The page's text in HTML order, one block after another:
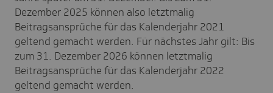
Dezember 2025 können also letztmalig
Beitragsansprüche für das Kalenderjahr 2021
geltend gemacht werden. Für nächstes Jahr gilt: Bis
zum 31. Dezember 2026 können letztmalig
Beitragsansprüche für das Kalenderjahr 2022
geltend gemacht werden.